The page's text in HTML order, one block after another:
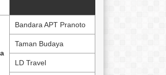
Bandara APT Pranoto
Taman Budaya
LD Travel